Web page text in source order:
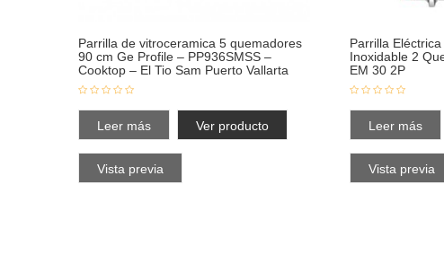
Parrilla de vitroceramica 5 quemadores
90 cm Ge Profile – PP936SMSS –
Cooktop – El Tio Sam Puerto Vallarta
Leer más Ver producto
Vista previa
Parrilla
Inoxidable 2
EM 30 2P
Leer más
Vista previa